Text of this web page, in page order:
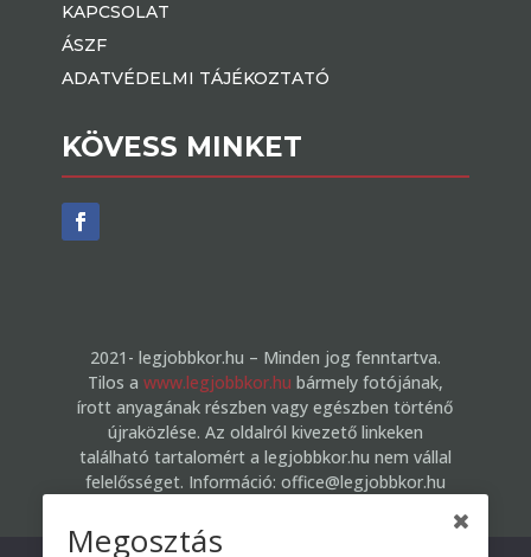
KAPCSOLAT
ÁSZF
ADATVÉDELMI TÁJÉKOZTATÓ
KÖVESS MINKET
2021- legjobbkor.hu – Minden jog fenntartva.
Tilos a www.legjobbkor.hu bármely fotójának,
írott anyagának részben vagy egészben történő
újraközlése. Az oldalról kivezető linkeken
található tartalomért a legjobbkor.hu nem vállal
felelősséget. Információ: office@legjobbkor.hu
Megosztás